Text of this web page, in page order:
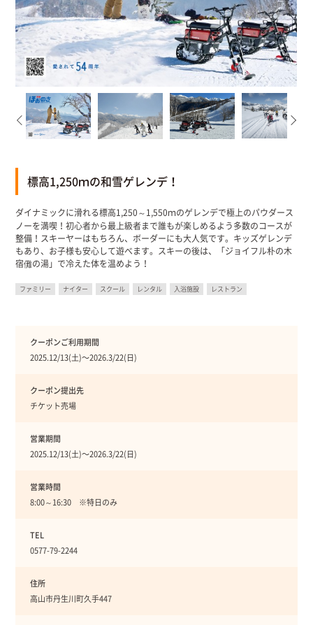
標高1,250ｍの和雪ゲレンデ！
ダイナミックに滑れる標高1,250～1,550ｍのゲレンデで極上のパウダース
ノーを満喫！初心者から最上級者まで誰もが楽しめるよう多数のコースが
整備！スキーヤーはもちろん、ボーダーにも大人気です。キッズゲレンデ
もあり、お子様も安心して遊べます。スキーの後は、「ジョイフル朴の木
宿儺の湯」で冷えた体を温めよう！
ファミリー ナイター スクール レンタル 入浴施設 レストラン
クーポンご利用期間
2025.12/13(土)〜2026.3/22(日)
クーポン提出先
チケット売場
営業期間
2025.12/13(土)〜2026.3/22(日)
営業時間
8:00～16:30 ※特日のみ
TEL
0577-79-2244
住所
高山市丹生川町久手447